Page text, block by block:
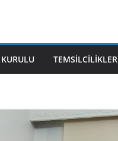
TEMSILCILIKLER